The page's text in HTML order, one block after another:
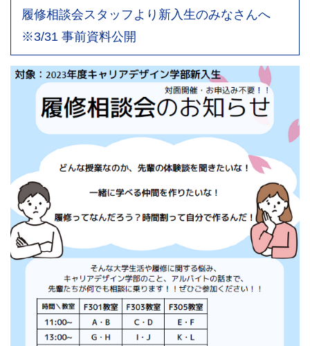
履修相談会スタッフより新入生のみなさんへ
※3/31 事前資料公開